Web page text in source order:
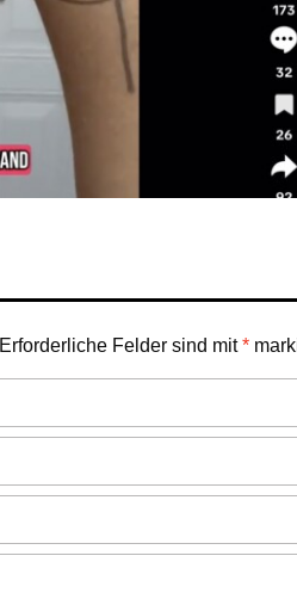
Erforderliche Felder sind mit*